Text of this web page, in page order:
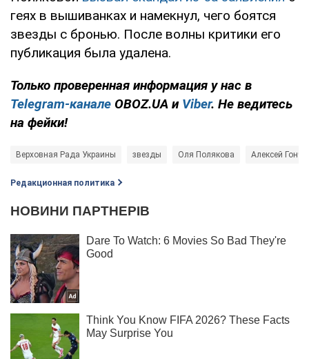
геях в вышиванках и намекнул, чего боятся
звезды с бронью. После волны критики его
публикация была удалена.
Только проверенная информация у нас в
Telegram-канале OBOZ.UA и Viber. Не ведитесь
на фейки!
Верховная Рада Украины звезды Оля Полякова Алексей
Редакционная политика